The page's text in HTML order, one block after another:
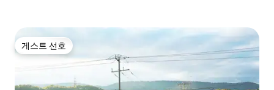
게스트 선호
게스트 선호